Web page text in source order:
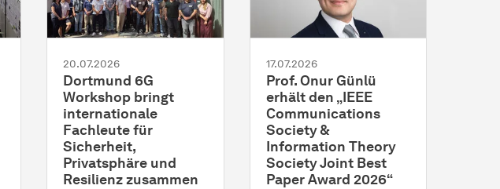
20.07.2026
Dortmund 6G
Workshop bringt
internationale
Fachleute für
Sicherheit,
Privatsphäre und
Resilienz zusammen
17.07.2026
Prof. Onur Günlü
erhält den „IEEE
Communications
Society &
Information Theory
Society Joint Best
Paper Award 2026“